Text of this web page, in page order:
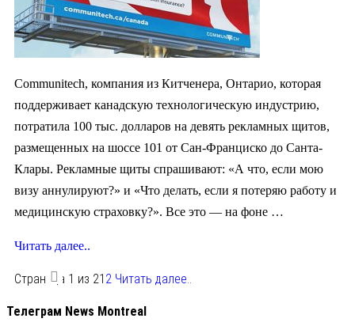
Communitech, компания из Китченера, Онтарио, которая
поддерживает канадскую технологическую индустрию,
потратила 100 тыс. долларов на девять рекламных щитов,
размещенных на шоссе 101 от Сан-Франциско до Санта-
Клары. Рекламные щиты спрашивают: «А что, если мою
визу аннулируют?» и «Что делать, если я потеряю работу и
медицинскую страховку?». Все это — на фоне …
Читать далее..
Страница 1 из 21 2 Читать далее..
Телеграм News Montreal